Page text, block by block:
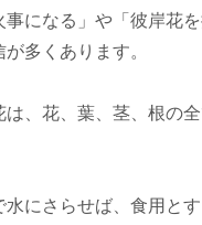
になる」や「彼岸花を
多くあります。
は、花、葉、茎、根の
水にさらせば、食用と